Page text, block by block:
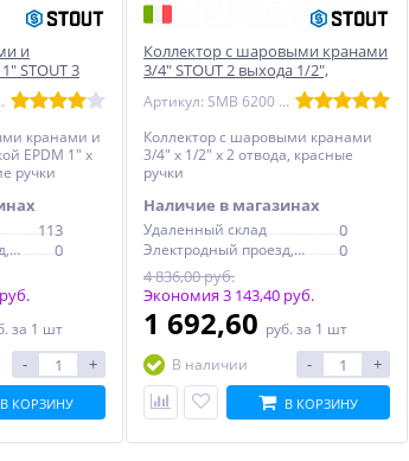
и
STOUT 3
011203
кранами и
EPDM 1" х
ручки
113
Электродный проезд, 6с1
0
за 1 шт
- +
В КОРЗИНУ
Коллектор с шаровыми кранами
3/4" STOUT 2 выхода 1/2",
Артикул: SMB 6200 341202
Коллектор с шаровыми кранами
3/4" х 1/2" х 2 отвода, красные
ручки
Наличие в магазинах
Удаленный склад 0
Электродный проезд, 6с1
0
4 836,00 руб.
Экономия 3 143,40 руб.
1 692,60 руб. за 1 шт
В наличии
- +
В КОРЗИНУ